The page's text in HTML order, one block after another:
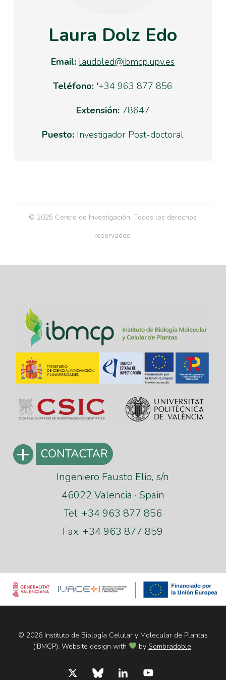
Laura Dolz Edo
Email: laudoled@ibmcp.upv.es
Teléfono: '+34 963 877 856
Extensión:78647
Puesto: Investigador Post-doctoral
© 2025 Centro de Investigación. Todos los derechos
reservados.
Ingeniero Fausto Elio, s/n
46022 Valencia · Spain
Tel. +34 963 877 856
Fax. +34 963 877 859
© 2026 Instituto de Biología Celular y Molecular de Plantas
(IBMCP). Website design with
by Sombradoble.
x- bluesky linkedin youtube